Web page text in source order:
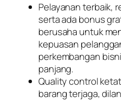
Pelayanan terbaik,
serta ada bonus
berusaha untuk
kepuasan
perkembangan
panjang.
Quality control
barang terjaga,